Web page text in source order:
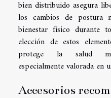
bien distribuido asegura
los cambios de postura
bienestar físico durante
elección de estos
protege la salud
especialmente valorada en
Accesorios